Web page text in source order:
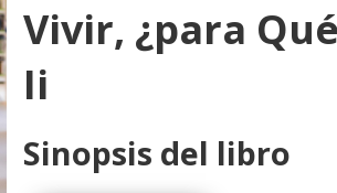
a
l
c
o
n
e
Vivir, ¿para
Ii
Sinopsis del libro